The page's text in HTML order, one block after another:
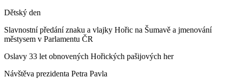
Dětský den
Slavnostní předání znaku a vlajky Hořic na Šumavě a jmenování
městysem v Parlamentu ČR
Oslavy 33 let obnovených Hořických pašijových her
Návštěva prezidenta Petra Pavla